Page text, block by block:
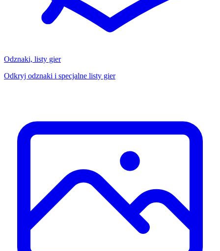
Odznaki, listy gier
Odkryj odznaki i specjalne listy gier